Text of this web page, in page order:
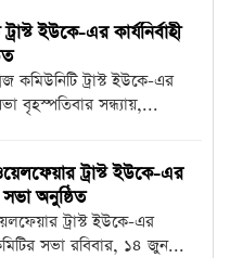
ইউকে-এর কার্যনির্বাহী
কমিউনিটি ট্রাস্ট ইউকে-এর
বৃহস্পতিবার সন্ধ্যায়,...
ট্রাস্ট ইউকে-এর
সভা অনুষ্ঠিত
ট্রাস্ট ইউকে-এর
কমিটির সভা রবিবার, ১৪ জুন...